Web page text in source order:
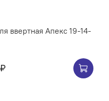
ввертная Апекс 19-14-